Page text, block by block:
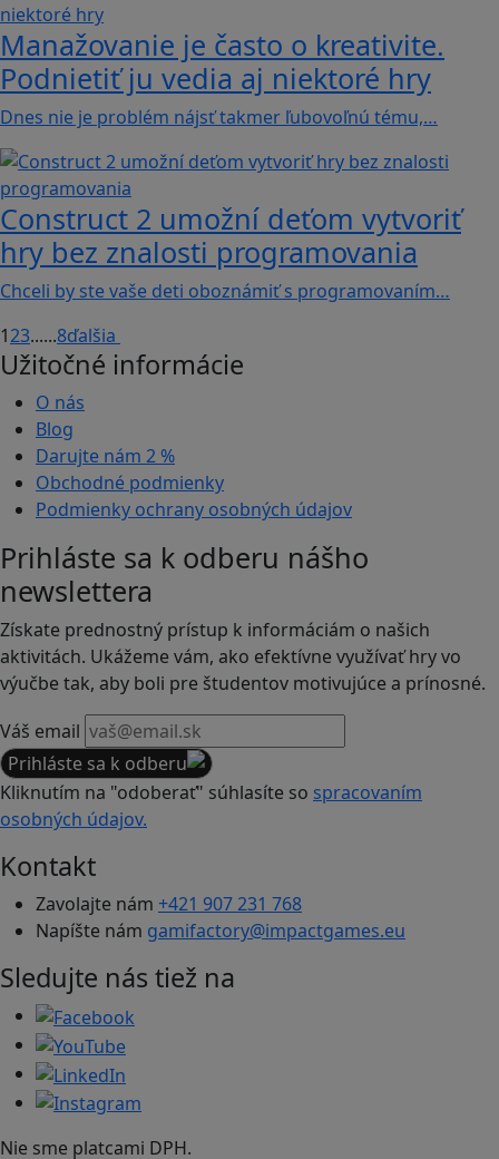
Manažovanie je často o kreativite.
Podnietiť ju vedia aj niektoré hry
Dnes nie je problém nájsť takmer ľubovoľnú tému,…
Construct 2 umožní deťom vytvoriť
hry bez znalosti programovania
Chceli by ste vaše deti oboznámiť s programovaním…
123......8ďalšia
Užitočné informácie
O nás
Blog
Darujte nám 2 %
Obchodné podmienky
Podmienky ochrany osobných údajov
Prihláste sa k odberu nášho
newslettera
Získate prednostný prístup k informáciám o našich
aktivitách. Ukážeme vám, ako efektívne využívať hry vo
výučbe tak, aby boli pre študentov motivujúce a prínosné.
Váš email
Prihláste sa k odberu
Kliknutím na "odoberať" súhlasíte so spracovaním
osobných údajov.
Kontakt
Zavolajte nám +421 907 231 768
Napíšte nám gamifactory@impactgames.eu
Sledujte nás tiež na
Nie sme platcami DPH.